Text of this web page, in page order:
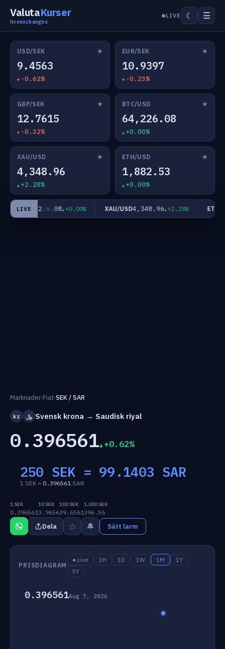
ValutaKurser
liveexchanges
LIVE ☾ ☰
USD/SEK ★
9.4563
-0.62%
EUR/SEK ★
10.9397
-0.23%
GBP/SEK ★
12.7615
-0.32%
BTC/USD ★
64,226.08
+0.00%
XAU/USD ★
4,348.96
+2.28%
ETH/USD ★
1,882.53
+0.00%
LIVE
USD64,226.08 +0.00% XAU/USD4,348.96 +2.28% ETH/
Marknader›Fiat›SEK / SAR
kr ﷼ Svensk krona → Saudisk riyal
0.396561 +0.62%
250 SEK = 99.1403 SAR
1 SEK = 0.396561SAR
1 SEK
0.396561
10 SEK
3.9656
100 SEK
39.6561
1,000 SEK
396.56
Dela ☆ 🔔 Sätt larm
PRISDIAGRAM
● Live 1H 1D 1W 1M
1Y
5Y
0.396561Aug 7, 2026